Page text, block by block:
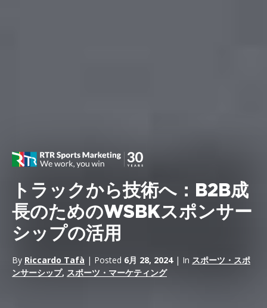
トラックから技術へ：B2B成
長のためのWSBKスポンサー
シップの活用
By Riccardo Tafà | Posted 6月 28, 2024| In スポーツ・スポ
ンサーシップ, スポーツ・マーケティング